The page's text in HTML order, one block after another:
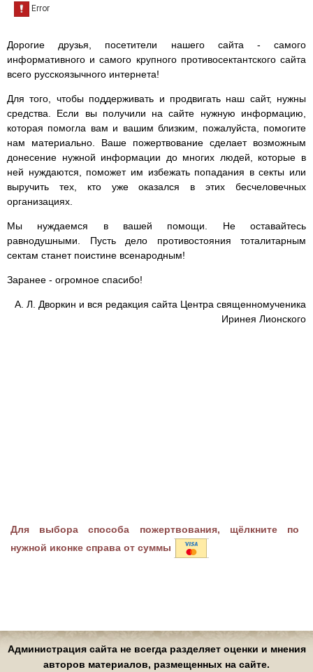
Дорогие друзья, посетители нашего сайта - самого
информативного и самого крупного противосектантского сайта
всего русскоязычного интернета!
Для того, чтобы поддерживать и продвигать наш сайт, нужны
средства. Если вы получили на сайте нужную информацию,
которая помогла вам и вашим близким, пожалуйста, помогите
нам материально. Ваше пожертвование сделает возможным
донесение нужной информации до многих людей, которые в
ней нуждаются, поможет им избежать попадания в секты или
выручить тех, кто уже оказался в этих бесчеловечных
организациях.
Мы нуждаемся в вашей помощи. Не оставайтесь
равнодушными. Пусть дело противостояния тоталитарным
сектам станет поистине всенародным!
Заранее - огромное спасибо!
А. Л. Дворкин и вся редакция сайта Центра священномученика
Иринея Лионского
Для выбора способа пожертвования, щёлкните по
нужной иконке справа от суммы
Администрация сайта не всегда разделяет оценки и мнения
авторов материалов, размещенных на сайте.